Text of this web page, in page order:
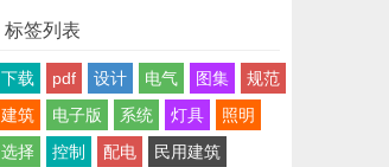
标签列表
下载 pdf 设计 电气 图集
规范
建筑
电子版 系统 灯具
照明
选择
控制 配电
民用建筑